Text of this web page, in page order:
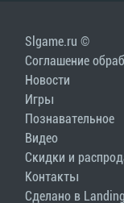
Slgame.ru ©
Соглашение
Новости
Игры
Познавательное
Видео
Скидки и
Контакты
Сделано в